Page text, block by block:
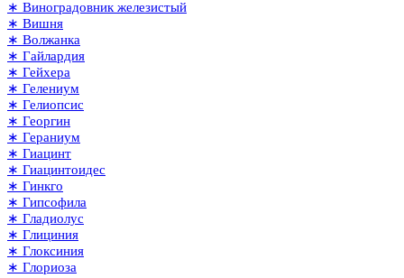
∗ Виноградовник железистый
∗ Вишня
∗ Волжанка
∗ Гайлардия
∗ Гейхера
∗ Гелениум
∗ Гелиопсис
∗ Георгин
∗ Гераниум
∗ Гиацинт
∗ Гиацинтоидес
∗ Гинкго
∗ Гипсофила
∗ Гладиолус
∗ Глициния
∗ Глоксиния
∗ Глориоза